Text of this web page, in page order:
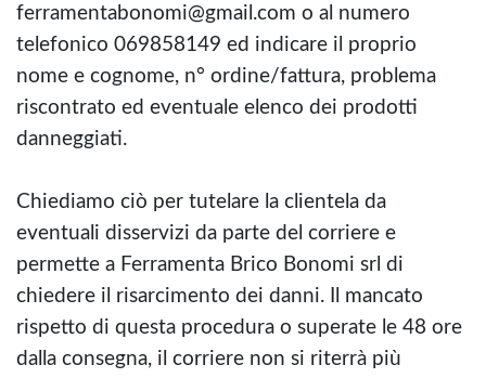
ferramentabonomi@gmail.com o al numero
telefonico 069858149 ed indicare il proprio
nome e cognome, n° ordine/fattura, problema
riscontrato ed eventuale elenco dei prodotti
danneggiati.
Chiediamo ciò per tutelare la clientela da
eventuali disservizi da parte del corriere e
permette a Ferramenta Brico Bonomi srl di
chiedere il risarcimento dei danni. Il mancato
rispetto di questa procedura o superate le 48 ore
dalla consegna, il corriere non si riterrà più